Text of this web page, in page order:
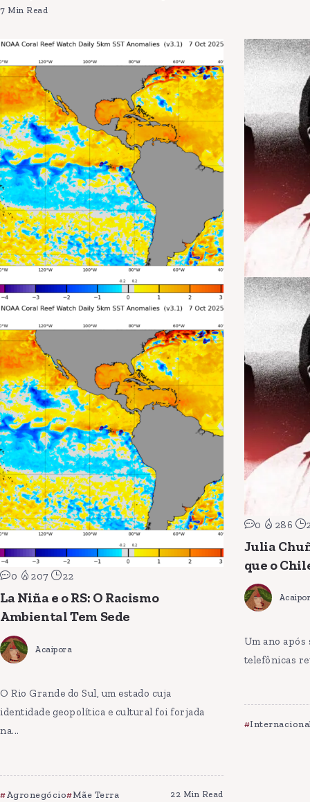
7 Min Read
0 207 22
La Niña e o RS: O Racismo
Ambiental Tem Sede
Acaipora
O Rio Grande do Sul, um estado cuja
identidade geopolítica e cultural foi forjada
na...
Agronegócio Mãe Terra 22 Min Read
0 286
Julia
que o
Um ano após
telefônicas